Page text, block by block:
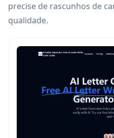
precise de rascunhos de
qualidade.